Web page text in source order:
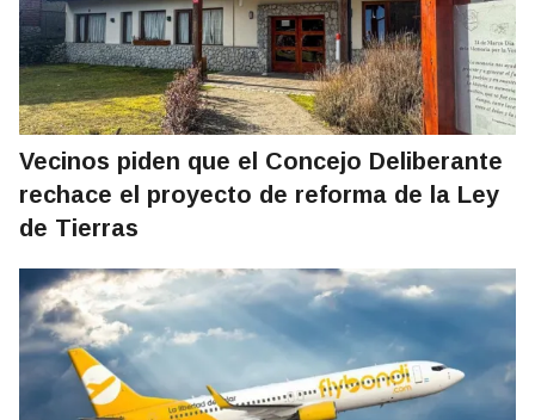
Vecinos piden que el Concejo Deliberante
rechace el proyecto de reforma de la Ley
de Tierras